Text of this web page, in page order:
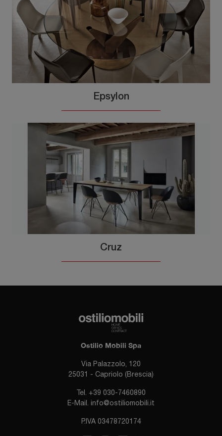
Epsylon
Cruz
Ostilio Mobili Spa
Via Palazzolo, 120
25031 - Capriolo (Brescia)
Tel. +39 030-7460890
E-Mail. info@ostiliomobili.it
P.IVA 03478720174